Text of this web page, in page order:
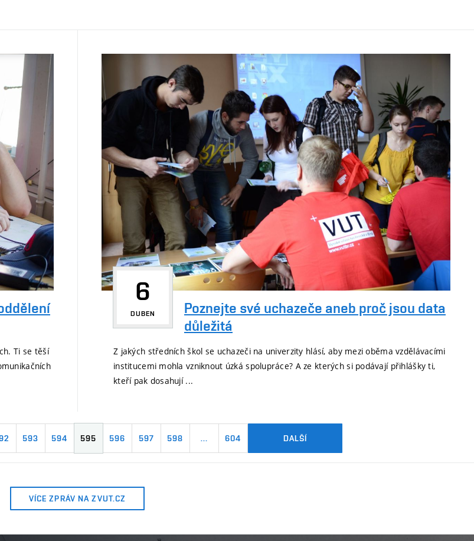
Ti se těší
6
DUBEN
Poznejte své uchazeče aneb proč jsou data
důležitá
Z jakých středních škol se uchazeči na univerzity hlásí, aby mezi oběma vzdělávacími
institucemi mohla vzniknout úzká spolupráce? A ze kterých si podávají přihlášky ti,
kteří pak dosahují ...
593 594 595 596 597 598 … 604 DALŠÍ
VÍCE ZPRÁV NA ZVUT.CZ